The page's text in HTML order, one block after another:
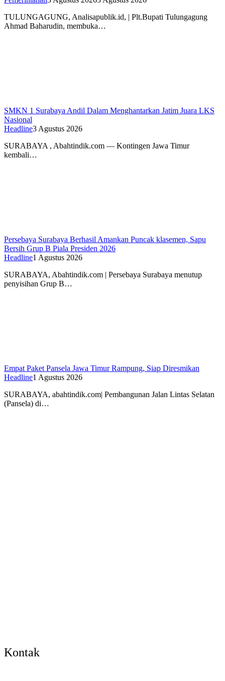
TULUNGAGUNG, Analisapublik.id, | Plt.Bupati Tulungagung
Ahmad Baharudin, membuka…
SMKN 1 Surabaya Andil Dalam Menghantarkan Jatim Juara LKS
Nasional
Headline3 Agustus 2026
SURABAYA , Abahtindik.com — Kontingen Jawa Timur
kembali…
Persebaya Surabaya Berhasil Amankan Puncak klasemen, Sapu
Bersih Grup B Piala Presiden 2026
Headline1 Agustus 2026
SURABAYA, Abahtindik.com | Persebaya Surabaya menutup
penyisihan Grup B…
Empat Paket Pansela Jawa Timur Rampung, Siap Diresmikan
Headline1 Agustus 2026
SURABAYA, abahtindik.com| Pembangunan Jalan Lintas Selatan
(Pansela) di…
Kontak